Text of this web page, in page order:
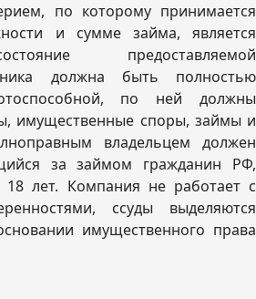
по которому принимается
и сумме займа, является
предоставляемой
должна быть полностью
по ней должны
имущественные споры, займы и
владельцем должен
за займом гражданин РФ,
18 лет. Компания не работает с
ссуды выделяются
имущественного права